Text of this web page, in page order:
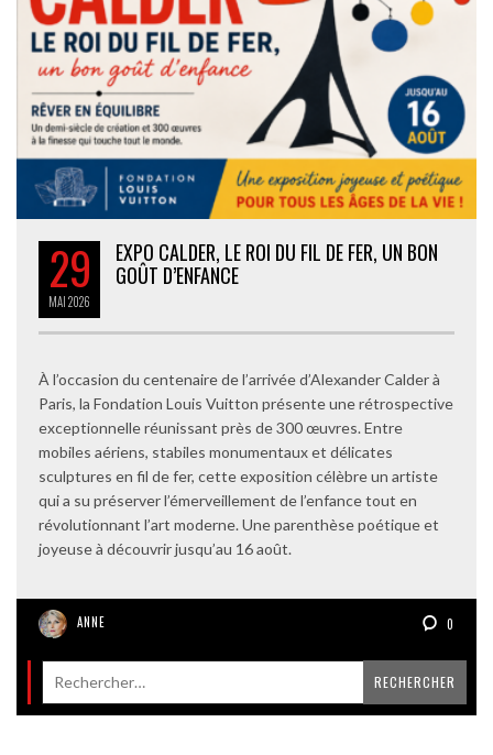
29
MAI2026
EXPO CALDER, LE ROI DU FIL DE FER, UN BON
GOÛT D’ENFANCE
À l’occasion du centenaire de l’arrivée d’Alexander Calder à
Paris, la Fondation Louis Vuitton présente une rétrospective
exceptionnelle réunissant près de 300 œuvres. Entre
mobiles aériens, stabiles monumentaux et délicates
sculptures en fil de fer, cette exposition célèbre un artiste
qui a su préserver l’émerveillement de l’enfance tout en
révolutionnant l’art moderne. Une parenthèse poétique et
joyeuse à découvrir jusqu’au 16 août.
ANNE 0